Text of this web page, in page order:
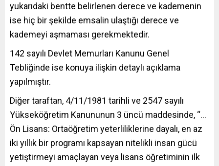
yukarıdaki bentte belirlenen derece ve kademenin
ise hiç bir şekilde emsalin ulaştığı derece ve
kademeyi aşmaması gerekmektedir.
142 sayılı Devlet Memurları Kanunu Genel
Tebliğinde ise konuya ilişkin detaylı açıklama
yapılmıştır.
Diğer taraftan, 4/11/1981 tarihli ve 2547 sayılı
Yükseköğretim Kanununun 3 üncü maddesinde, “…
Ön Lisans: Ortaöğretim yeterliliklerine dayalı, en az
iki yıllık bir programı kapsayan nitelikli insan gücü
yetiştirmeyi amaçlayan veya lisans öğretiminin ilk